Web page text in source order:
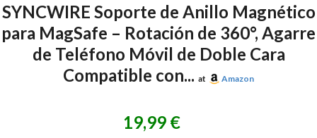
SYNCWIRE Soporte de Anillo Magnético
para MagSafe – Rotación de 360°, Agarre
de Teléfono Móvil de Doble Cara
Compatible con... at Amazon
19,99 €